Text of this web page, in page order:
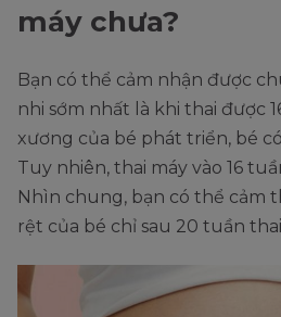
máy chưa?
Bạn có thể cảm nhận được
nhi sớm nhất là khi thai được
xương của bé phát triển, bé
Tuy nhiên, thai máy vào 16
Nhìn chung, bạn có thể cảm
rệt của bé chỉ sau 20 tuần